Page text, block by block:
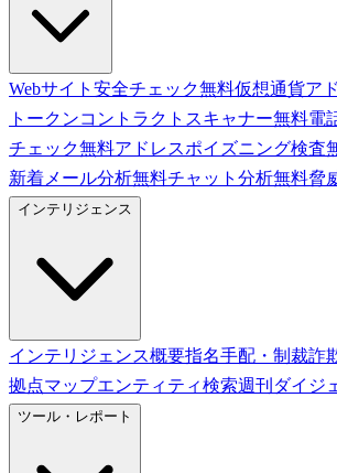
Webサイト安全チェック無料仮想通貨ア
トークンコントラクトスキャナー無料電
チェック無料アドレスポイズニング検査
新着 メール分析無料チャット分析無料脅
インテリジェンス
インテリジェンス概要指名手配・制裁詐
拠点マップエンティティ検索週刊ダイジ
ツール・レポート